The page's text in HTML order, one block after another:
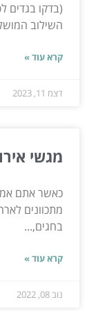
השילוב
קרא עוד »
דצמ 11, 2023
מגשי
כאשר אתם
מתכוונים
בחגים,...
קרא עוד »
נוב 08, 2022